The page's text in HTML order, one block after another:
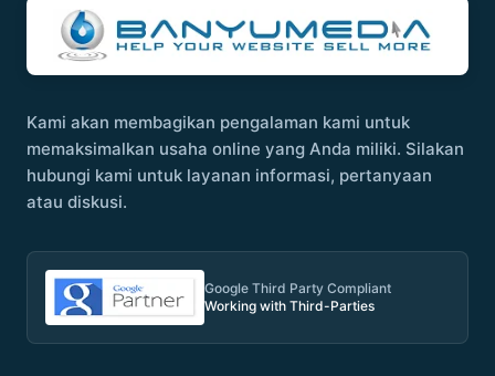
Kami akan membagikan pengalaman kami untuk
memaksimalkan usaha online yang Anda miliki. Silakan
hubungi kami untuk layanan informasi, pertanyaan
atau diskusi.
Google Third Party Compliant
Working with Third-Parties